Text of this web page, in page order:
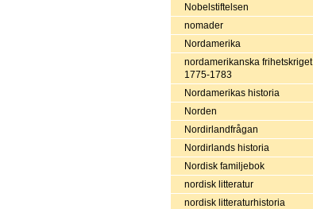
Nobelstiftelsen
nomader
Nordamerika
nordamerikanska frihetskriget
1775-1783
Nordamerikas historia
Norden
Nordirlandfrågan
Nordirlands historia
Nordisk familjebok
nordisk litteratur
nordisk litteraturhistoria